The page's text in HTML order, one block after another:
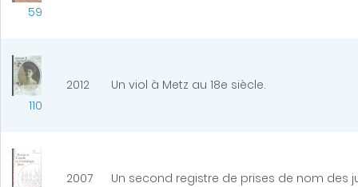
59
110
2012 Un viol à Metz au 18e siècle.
2007 Un second registre de prises de nom des